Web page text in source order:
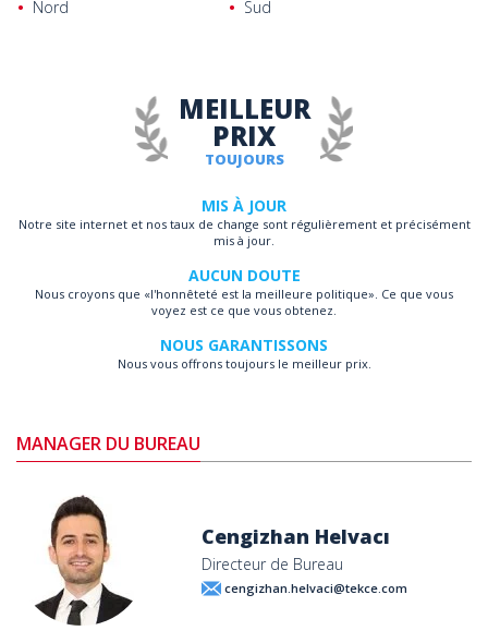
Nord
Sud
TOUJOURS
MEILLEUR
PRIX
MIS À JOUR
Notre site internet et nos taux de change sont régulièrement et précisément
mis à jour.
AUCUN DOUTE
Nous croyons que «l'honnêteté est la meilleure politique». Ce que vous
voyez est ce que vous obtenez.
NOUS GARANTISSONS
Nous vous offrons toujours le meilleur prix.
MANAGER DU BUREAU
Cengizhan Helvacı
Directeur de Bureau
cengizhan.helvaci@tekce.com